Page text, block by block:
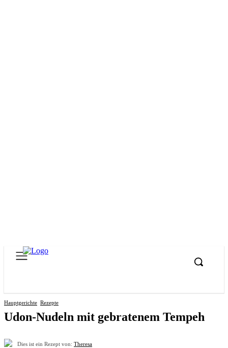
Hauptgerichte Rezepte
Udon-Nudeln mit gebratenem Tempeh
Dies ist ein Rezept von: Theresa